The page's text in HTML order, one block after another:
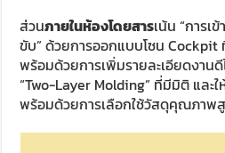
ส่วนภายในห้องโดยสารเน้น “การเ
ขับ” ด้วยการออกแบบโซน
พร้อมด้วยการเพิ่มรายละเอียดงาน
“Two-Layer Molding” ที่มีมิติ แล
พร้อมด้วยการเลือกใช้วัสดุคุณภาพ